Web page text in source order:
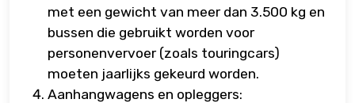
met een gewicht van meer dan 3.500 kg en
bussen die gebruikt worden voor
personenvervoer (zoals touringcars)
moeten jaarlijks gekeurd worden.
Aanhangwagens en opleggers: